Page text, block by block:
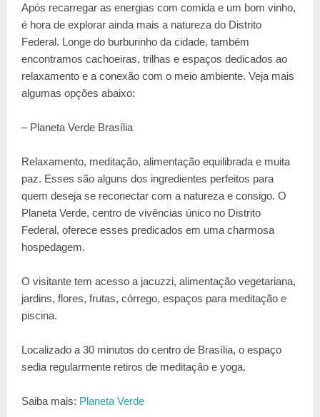
Após recarregar as energias com comida e um bom vinho,
é hora de explorar ainda mais a natureza do Distrito
Federal. Longe do burburinho da cidade, também
encontramos cachoeiras, trilhas e espaços dedicados ao
relaxamento e a conexão com o meio ambiente. Veja mais
algumas opções abaixo:
– Planeta Verde Brasília
Relaxamento, meditação, alimentação equilibrada e muita
paz. Esses são alguns dos ingredientes perfeitos para
quem deseja se reconectar com a natureza e consigo. O
Planeta Verde, centro de vivências único no Distrito
Federal, oferece esses predicados em uma charmosa
hospedagem.
O visitante tem acesso a jacuzzi, alimentação vegetariana,
jardins, flores, frutas, córrego, espaços para meditação e
piscina.
Localizado a 30 minutos do centro de Brasília, o espaço
sedia regularmente retiros de meditação e yoga.
Saiba mais: Planeta Verde